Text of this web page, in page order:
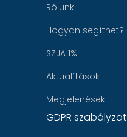
Rólunk
Hogyan segíthet?
SZJA 1%
Aktualítások
Megjelenések
GDPR szabályzat